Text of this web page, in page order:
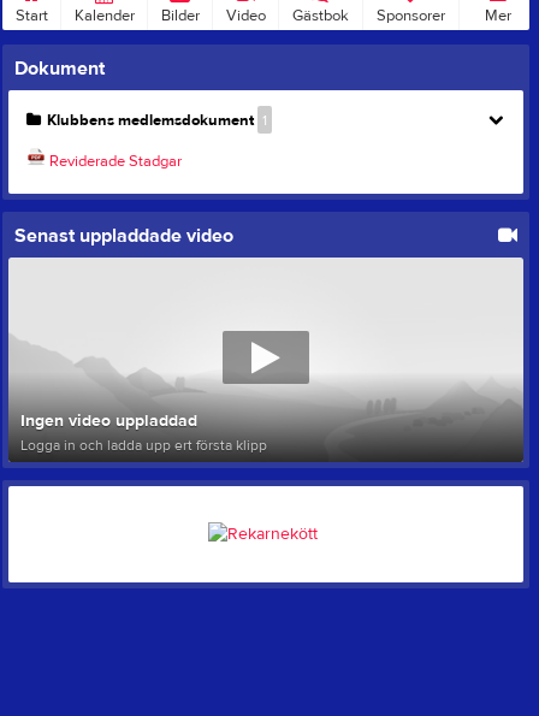
Start Kalender Bilder Video Gästbok Sponsorer Mer
Dokument
Klubbens medlemsdokument 1
Reviderade Stadgar
Senast uppladdade video
Ingen video uppladdad
Logga in och ladda upp ert första klipp